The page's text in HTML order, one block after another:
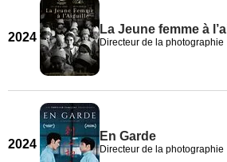
2024
La Jeune femme à
Directeur de la photographie
2024
En Garde
Directeur de la photographie